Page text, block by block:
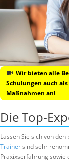
Wir bieten alle
Schulungen auch
Maßnahmen an!
Die Top-
Lassen Sie sich von
Trainersind sehr
Praxixserfahrung sowie